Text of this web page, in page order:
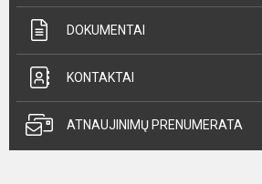
DOKUMENTAI
KONTAKTAI
ATNAUJINIMŲ PRENUMERATA